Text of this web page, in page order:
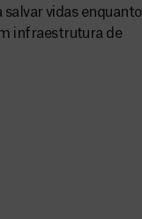
salvar vidas enquanto
infraestrutura de